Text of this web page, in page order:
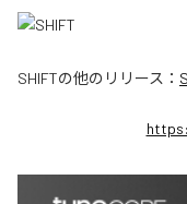
SHIFTの他のリリース：